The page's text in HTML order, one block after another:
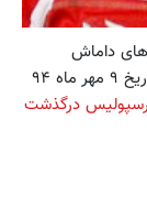
داماش
ایرانیان، پرسپولیس و نفت تهران را داشت. او در تاریخ ۹ مهر ماه ۹۴
درگذشت